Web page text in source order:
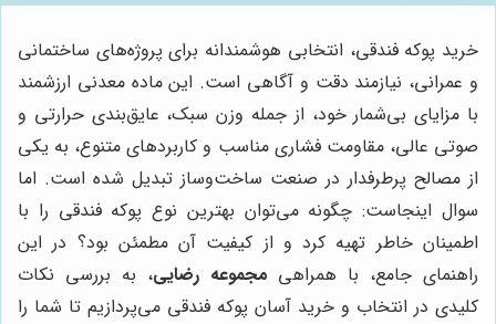
خرید پوکه فندقی، انتخابی هوشمندانه برای پروژه‌های ساختمانی
و عمرانی، نیازمند دقت و آگاهی است. این ماده معدنی ارزشمند
با مزایای بی‌شمار خود، از جمله وزن سبک، عایق‌بندی حرارتی و
صوتی عالی، مقاومت فشاری مناسب و کاربردهای متنوع، به یکی
از مصالح پرطرفدار در صنعت ساخت‌وساز تبدیل شده است. اما
سوال اینجاست: چگونه می‌توان بهترین نوع پوکه فندقی را با
اطمینان خاطر تهیه کرد و از کیفیت آن مطمئن بود؟ در این
راهنمای جامع، با همراهی مجموعه رضایی، به بررسی نکات
کلیدی در انتخاب و خرید آسان پوکه فندقی می‌پردازیم تا شما را